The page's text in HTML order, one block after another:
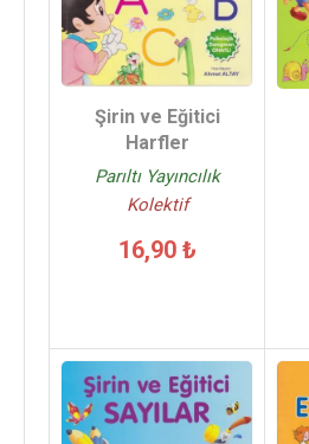
Şirin ve Eğitici
Harfler
Parıltı Yayıncılık
Kolektif
16,90 ₺